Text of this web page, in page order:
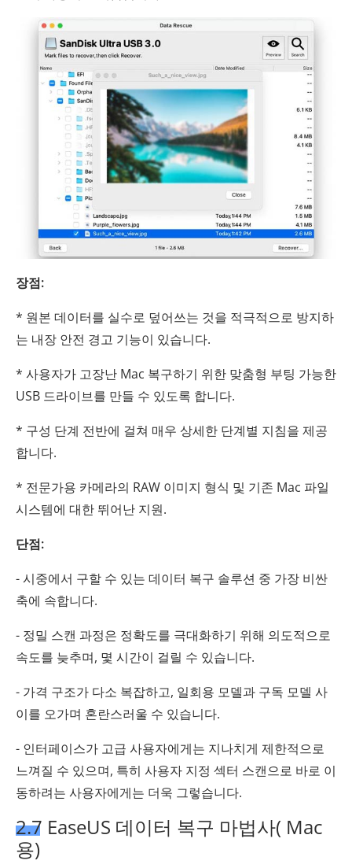
장점:
* 원본 데이터를 실수로 덮어쓰는 것을 적극적으로 방지하
는 내장 안전 경고 기능이 있습니다.
* 사용자가 고장난 Mac 복구하기 위한 맞춤형 부팅 가능한
USB 드라이브를 만들 수 있도록 합니다.
* 구성 단계 전반에 걸쳐 매우 상세한 단계별 지침을 제공
합니다.
* 전문가용 카메라의 RAW 이미지 형식 및 기존 Mac 파일
시스템에 대한 뛰어난 지원.
단점:
- 시중에서 구할 수 있는 데이터 복구 솔루션 중 가장 비싼
축에 속합니다.
- 정밀 스캔 과정은 정확도를 극대화하기 위해 의도적으로
속도를 늦추며, 몇 시간이 걸릴 수 있습니다.
- 가격 구조가 다소 복잡하고, 일회용 모델과 구독 모델 사
이를 오가며 혼란스러울 수 있습니다.
- 인터페이스가 고급 사용자에게는 지나치게 제한적으로
느껴질 수 있으며, 특히 사용자 지정 섹터 스캔으로 바로 이
동하려는 사용자에게는 더욱 그렇습니다.
2.7 EaseUS 데이터 복구 마법사( Mac
용)